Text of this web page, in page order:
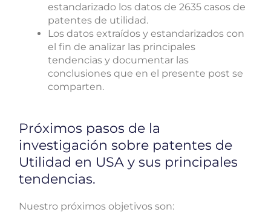
estandarizado los datos de 2635 casos de
patentes de utilidad.
Los datos extraídos y estandarizados con
el fin de analizar las principales
tendencias y documentar las
conclusiones que en el presente post se
comparten.
Próximos pasos de la
investigación sobre patentes de
Utilidad en USA y sus principales
tendencias.
Nuestro próximos objetivos son: